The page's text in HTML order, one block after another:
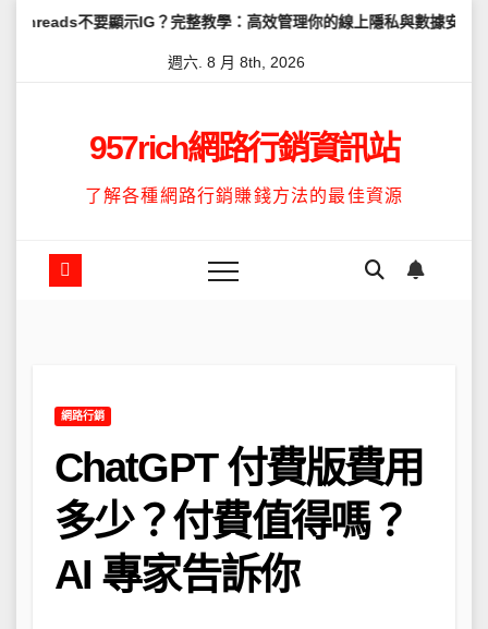
示IG？完整教學：高效管理你的線上隱私與數據安全 怎麼讓
週六. 8 月 8th, 2026
957rich網路行銷資訊站
了解各種網路行銷賺錢方法的最佳資源
網路行銷
ChatGPT 付費版費用
多少？付費值得嗎？
AI 專家告訴你